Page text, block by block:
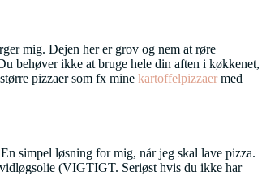
mig. Dejen her er grov og nem at røre
behøver ikke at bruge hele din aften i køkkenet,
pizzaer som fx mine kartoffelpizzaer med
simpel løsning for mig, når jeg skal lave pizza.
(VIGTIGT. Seriøst hvis du ikke har